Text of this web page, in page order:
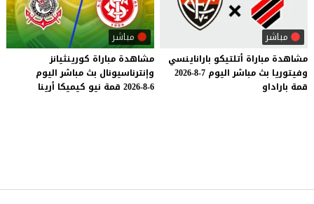
مباشر
مشاهدة مباراة أتلتيكو باراناينسي
وفيتوريا بث مباشر اليوم 7-8-2026
قمة باراداو
مباشر
مشاهدة مباراة كورينثيانز
وإنترناسيونال بث مباشر اليوم
6-8-2026
قمة نيو كيميكا أرينا